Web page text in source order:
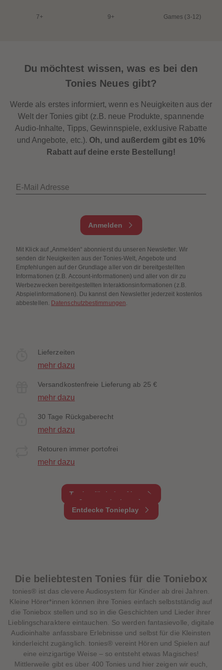
7+ 9+ Games (3-12)
Du möchtest wissen, was es bei den
Tonies Neues gibt?
Werde als erstes informiert, wenn es Neuigkeiten aus der
Welt der Tonies gibt (z.B. neue Produkte, spannende
Audio-Inhalte, Tipps, Gewinnspiele, exklusive Rabatte
und Angebote, etc.). Oh, und außerdem gibt es 10%
Rabatt auf deine erste Bestellung!
E-Mail Adresse
Anmelden
Mit Klick auf „Anmelden“ abonnierst du unseren Newsletter. Wir
senden dir Neuigkeiten aus der Tonies-Welt, Angebote und
Empfehlungen auf der Grundlage aller von dir bereitgestellten
Informationen (z.B. Account-informationen) und aller von dir zu
Werbezwecken bereitgestellten Interaktionsinformationen (z.B.
Abspielinformationen). Du kannst den Newsletter jederzeit kostenlos
abbestellen. Datenschutzbestimmungen.
Lieferzeiten
mehr dazu
Versandkostenfreie Lieferung ab 25 €
mehr dazu
30 Tage Rückgaberecht
mehr dazu
Retouren immer portofrei
mehr dazu
Tonies für jedes Alter
Jetzt entdecken
Entdecke Tonieplay
Die beliebtesten Tonies für die Toniebox
tonies® ist das clevere Audiosystem für Kinder ab drei Jahren.
Kleine Hörer*innen können ihre Tonies einfach selbstständig auf
die Toniebox stellen und so in die Geschichten und Lieder ihrer
Lieblingscharaktere eintauchen. So werden fantasievolle, digitale
Audioinhalte anfassbare Erlebnisse und selbst für die Kleinsten
kinderleicht zugänglich. tonies® vereint Hören und Spielen auf
eine einzigartige Weise – so entsteht etwas Magisches!
Mittlerweile gibt es über 400 Tonies und hier zeigen wir euch,